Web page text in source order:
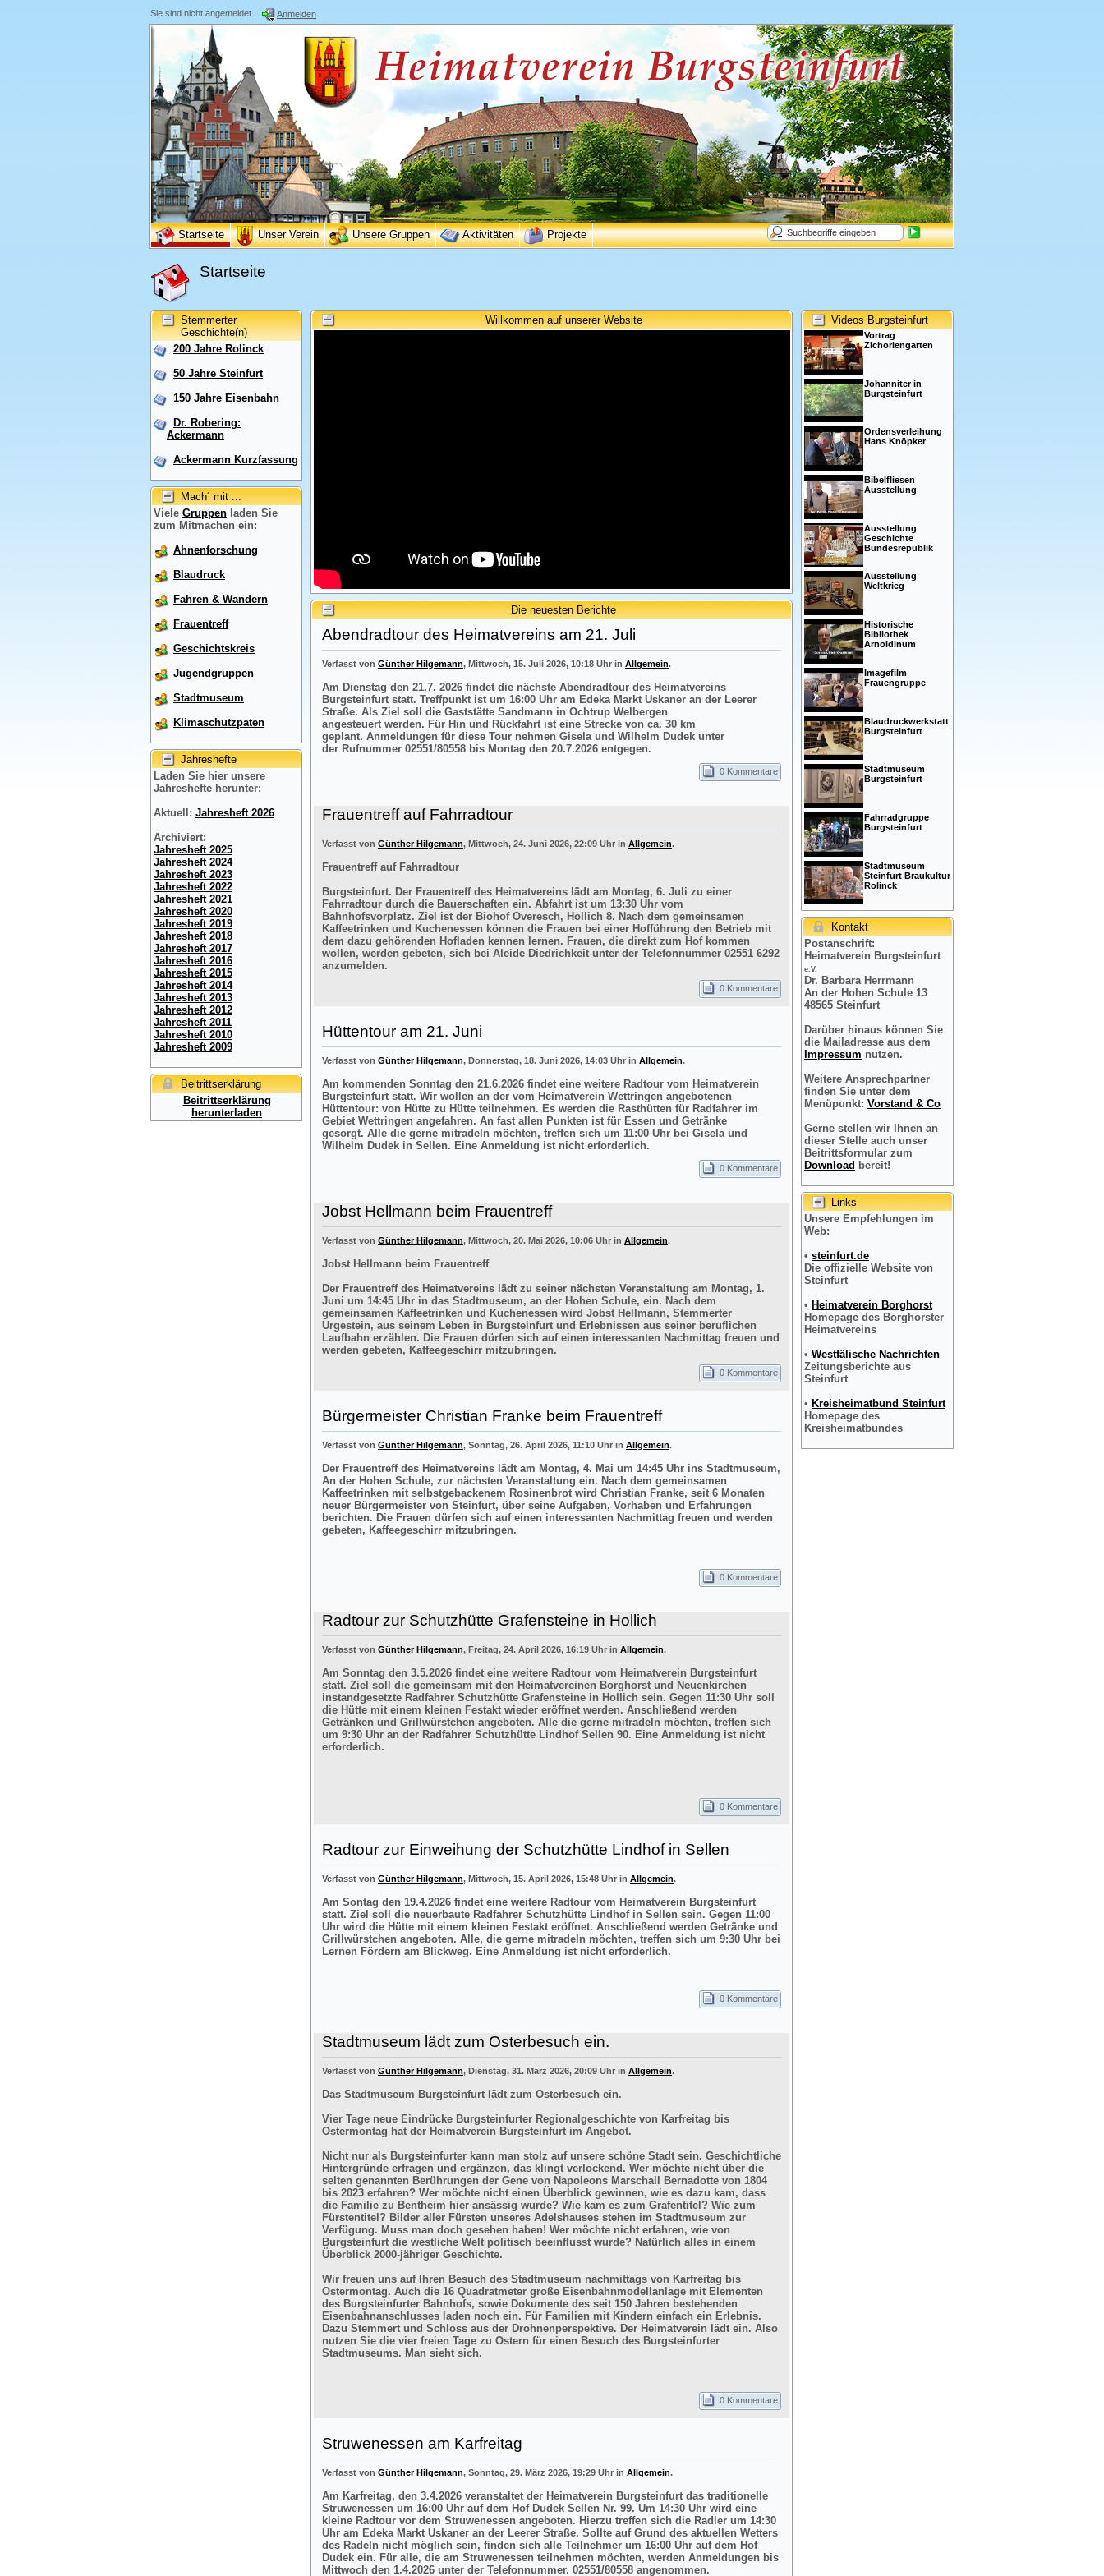
Sie sind nicht angemeldet. Anmelden
Startseite Unser Verein Unsere Gruppen Aktivitäten Projekte
Startseite
Stemmerter
Geschichte(n)
200 Jahre Rolinck
50 Jahre Steinfurt
150 Jahre Eisenbahn
Dr. Robering:
Ackermann
Ackermann Kurzfassung
Mach´ mit ...
Viele Gruppen laden Sie
zum Mitmachen ein:
Ahnenforschung
Blaudruck
Fahren & Wandern
Frauentreff
Geschichtskreis
Jugendgruppen
Stadtmuseum
Klimaschutzpaten
Jahreshefte
Laden Sie hier unsere
Jahreshefte herunter:
Aktuell: Jahresheft 2026
Archiviert:
Jahresheft 2025
Jahresheft 2024
Jahresheft 2023
Jahresheft 2022
Jahresheft 2021
Jahresheft 2020
Jahresheft 2019
Jahresheft 2018
Jahresheft 2017
Jahresheft 2016
Jahresheft 2015
Jahresheft 2014
Jahresheft 2013
Jahresheft 2012
Jahresheft 2011
Jahresheft 2010
Jahresheft 2009
Beitrittserklärung
Beitrittserklärung
herunterladen
Willkommen auf unserer Website
Die neuesten Berichte
Abendradtour des Heimatvereins am 21. Juli
Verfasst von Günther Hilgemann, Mittwoch, 15. Juli 2026, 10:18 Uhr in Allgemein.
Am Dienstag den 21.7. 2026 findet die nächste Abendradtour des Heimatvereins
Burgsteinfurt statt. Treffpunkt ist um 16:00 Uhr am Edeka Markt Uskaner an der Leerer
Straße. Als Ziel soll die Gaststätte Sandmann in Ochtrup Welbergen
angesteuert werden. Für Hin und Rückfahrt ist eine Strecke von ca. 30 km
geplant. Anmeldungen für diese Tour nehmen Gisela und Wilhelm Dudek unter
der Rufnummer 02551/80558 bis Montag den 20.7.2026 entgegen.
0 Kommentare
Frauentreff auf Fahrradtour
Verfasst von Günther Hilgemann, Mittwoch, 24. Juni 2026, 22:09 Uhr in Allgemein.
Frauentreff auf Fahrradtour
Burgsteinfurt. Der Frauentreff des Heimatvereins lädt am Montag, 6. Juli zu einer
Fahrradtour durch die Bauerschaften ein. Abfahrt ist um 13:30 Uhr vom
Bahnhofsvorplatz. Ziel ist der Biohof Overesch, Hollich 8. Nach dem gemeinsamen
Kaffeetrinken und Kuchenessen können die Frauen bei einer Hofführung den Betrieb mit
dem dazu gehörenden Hofladen kennen lernen. Frauen, die direkt zum Hof kommen
wollen, werden gebeten, sich bei Aleide Diedrichkeit unter der Telefonnummer 02551 6292
anzumelden.
0 Kommentare
Hüttentour am 21. Juni
Verfasst von Günther Hilgemann, Donnerstag, 18. Juni 2026, 14:03 Uhr in Allgemein.
Am kommenden Sonntag den 21.6.2026 findet eine weitere Radtour vom Heimatverein
Burgsteinfurt statt. Wir wollen an der vom Heimatverein Wettringen angebotenen
Hüttentour: von Hütte zu Hütte teilnehmen. Es werden die Rasthütten für Radfahrer im
Gebiet Wettringen angefahren. An fast allen Punkten ist für Essen und Getränke
gesorgt. Alle die gerne mitradeln möchten, treffen sich um 11:00 Uhr bei Gisela und
Wilhelm Dudek in Sellen. Eine Anmeldung ist nicht erforderlich.
0 Kommentare
Jobst Hellmann beim Frauentreff
Verfasst von Günther Hilgemann, Mittwoch, 20. Mai 2026, 10:06 Uhr in Allgemein.
Jobst Hellmann beim Frauentreff
Der Frauentreff des Heimatvereins lädt zu seiner nächsten Veranstaltung am Montag, 1.
Juni um 14:45 Uhr in das Stadtmuseum, an der Hohen Schule, ein. Nach dem
gemeinsamen Kaffeetrinken und Kuchenessen wird Jobst Hellmann, Stemmerter
Urgestein, aus seinem Leben in Burgsteinfurt und Erlebnissen aus seiner beruflichen
Laufbahn erzählen. Die Frauen dürfen sich auf einen interessanten Nachmittag freuen und
werden gebeten, Kaffeegeschirr mitzubringen.
0 Kommentare
Bürgermeister Christian Franke beim Frauentreff
Verfasst von Günther Hilgemann, Sonntag, 26. April 2026, 11:10 Uhr in Allgemein.
Der Frauentreff des Heimatvereins lädt am Montag, 4. Mai um 14:45 Uhr ins Stadtmuseum,
An der Hohen Schule, zur nächsten Veranstaltung ein. Nach dem gemeinsamen
Kaffeetrinken mit selbstgebackenem Rosinenbrot wird Christian Franke, seit 6 Monaten
neuer Bürgermeister von Steinfurt, über seine Aufgaben, Vorhaben und Erfahrungen
berichten. Die Frauen dürfen sich auf einen interessanten Nachmittag freuen und werden
gebeten, Kaffeegeschirr mitzubringen.
0 Kommentare
Radtour zur Schutzhütte Grafensteine in Hollich
Verfasst von Günther Hilgemann, Freitag, 24. April 2026, 16:19 Uhr in Allgemein.
Am Sonntag den 3.5.2026 findet eine weitere Radtour vom Heimatverein Burgsteinfurt
statt. Ziel soll die gemeinsam mit den Heimatvereinen Borghorst und Neuenkirchen
instandgesetzte Radfahrer Schutzhütte Grafensteine in Hollich sein. Gegen 11:30 Uhr soll
die Hütte mit einem kleinen Festakt wieder eröffnet werden. Anschließend werden
Getränken und Grillwürstchen angeboten. Alle die gerne mitradeln möchten, treffen sich
um 9:30 Uhr an der Radfahrer Schutzhütte Lindhof Sellen 90. Eine Anmeldung ist nicht
erforderlich.
0 Kommentare
Radtour zur Einweihung der Schutzhütte Lindhof in Sellen
Verfasst von Günther Hilgemann, Mittwoch, 15. April 2026, 15:48 Uhr in Allgemein.
Am Sontag den 19.4.2026 findet eine weitere Radtour vom Heimatverein Burgsteinfurt
statt. Ziel soll die neuerbaute Radfahrer Schutzhütte Lindhof in Sellen sein. Gegen 11:00
Uhr wird die Hütte mit einem kleinen Festakt eröffnet. Anschließend werden Getränke und
Grillwürstchen angeboten. Alle, die gerne mitradeln möchten, treffen sich um 9:30 Uhr bei
Lernen Fördern am Blickweg. Eine Anmeldung ist nicht erforderlich.
0 Kommentare
Stadtmuseum lädt zum Osterbesuch ein.
Verfasst von Günther Hilgemann, Dienstag, 31. März 2026, 20:09 Uhr in Allgemein.
Das Stadtmuseum Burgsteinfurt lädt zum Osterbesuch ein.
Vier Tage neue Eindrücke Burgsteinfurter Regionalgeschichte von Karfreitag bis
Ostermontag hat der Heimatverein Burgsteinfurt im Angebot.
Nicht nur als Burgsteinfurter kann man stolz auf unsere schöne Stadt sein. Geschichtliche
Hintergründe erfragen und ergänzen, das klingt verlockend. Wer möchte nicht über die
selten genannten Berührungen der Gene von Napoleons Marschall Bernadotte von 1804
bis 2023 erfahren? Wer möchte nicht einen Überblick gewinnen, wie es dazu kam, dass
die Familie zu Bentheim hier ansässig wurde? Wie kam es zum Grafentitel? Wie zum
Fürstentitel? Bilder aller Fürsten unseres Adelshauses stehen im Stadtmuseum zur
Verfügung. Muss man doch gesehen haben! Wer möchte nicht erfahren, wie von
Burgsteinfurt die westliche Welt politisch beeinflusst wurde? Natürlich alles in einem
Überblick 2000-jähriger Geschichte.
Wir freuen uns auf Ihren Besuch des Stadtmuseum nachmittags von Karfreitag bis
Ostermontag. Auch die 16 Quadratmeter große Eisenbahnmodellanlage mit Elementen
des Burgsteinfurter Bahnhofs, sowie Dokumente des seit 150 Jahren bestehenden
Eisenbahnanschlusses laden noch ein. Für Familien mit Kindern einfach ein Erlebnis.
Dazu Stemmert und Schloss aus der Drohnenperspektive. Der Heimatverein lädt ein. Also
nutzen Sie die vier freien Tage zu Ostern für einen Besuch des Burgsteinfurter
Stadtmuseums. Man sieht sich.
0 Kommentare
Struwenessen am Karfreitag
Verfasst von Günther Hilgemann, Sonntag, 29. März 2026, 19:29 Uhr in Allgemein.
Am Karfreitag, den 3.4.2026 veranstaltet der Heimatverein Burgsteinfurt das traditionelle
Struwenessen um 16:00 Uhr auf dem Hof Dudek Sellen Nr. 99. Um 14:30 Uhr wird eine
kleine Radtour vor dem Struwenessen angeboten. Hierzu treffen sich die Radler um 14:30
Uhr am Edeka Markt Uskaner an der Leerer Straße. Sollte auf Grund des aktuellen Wetters
des Radeln nicht möglich sein, finden sich alle Teilnehmer um 16:00 Uhr auf dem Hof
Dudek ein. Für alle, die am Struwenessen teilnehmen möchten, werden Anmeldungen bis
Mittwoch den 1.4.2026 unter der Telefonnummer. 02551/80558 angenommen.
Videos Burgsteinfurt
Vortrag
Zichoriengarten
Johanniter in
Burgsteinfurt
Ordensverleihung
Hans Knöpker
Bibelfliesen
Ausstellung
Ausstellung
Geschichte
Bundesrepublik
Ausstellung
Weltkrieg
Historische
Bibliothek
Arnoldinum
Imagefilm
Frauengruppe
Blaudruckwerkstatt
Burgsteinfurt
Stadtmuseum
Burgsteinfurt
Fahrradgruppe
Burgsteinfurt
Stadtmuseum
Steinfurt Braukultur
Rolinck
Kontakt
Postanschrift:
Heimatverein Burgsteinfurt
e.V.
Dr. Barbara Herrmann
An der Hohen Schule 13
48565 Steinfurt
Darüber hinaus können Sie
die Mailadresse aus dem
Impressum nutzen.
Weitere Ansprechpartner
finden Sie unter dem
Menüpunkt: Vorstand & Co
Gerne stellen wir Ihnen an
dieser Stelle auch unser
Beitrittsformular zum
Download bereit!
Links
Unsere Empfehlungen im
Web:
• steinfurt.de
Die offizielle Website von
Steinfurt
• Heimatverein Borghorst
Homepage des Borghorster
Heimatvereins
• Westfälische Nachrichten
Zeitungsberichte aus
Steinfurt
• Kreisheimatbund Steinfurt
Homepage des
Kreisheimatbundes